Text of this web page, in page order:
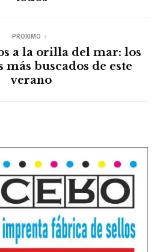
PROXIMO
a la orilla del mar: los
buscados de este
verano